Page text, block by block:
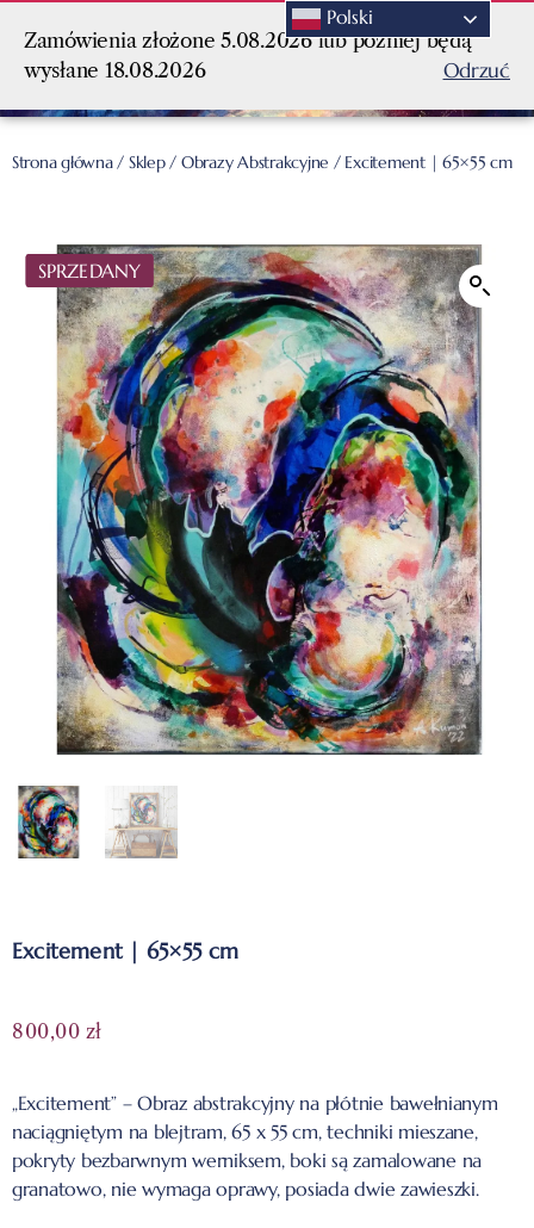
Zamówienia złożone 5.08.2026 lub później będą
wysłane 18.08.2026
Odrzuć
Strona główna/ Sklep/ Obrazy Abstrakcyjne / Excitement | 65×55 cm
SPRZEDANY
SPRZEDANY
Excitement | 65×55 cm
800,00 zł
„Excitement” – Obraz abstrakcyjny na płótnie bawełnianym
naciągniętym na blejtram, 65 x 55 cm, techniki mieszane,
pokryty bezbarwnym werniksem, boki są zamalowane na
granatowo, nie wymaga oprawy, posiada dwie zawieszki.
Polski